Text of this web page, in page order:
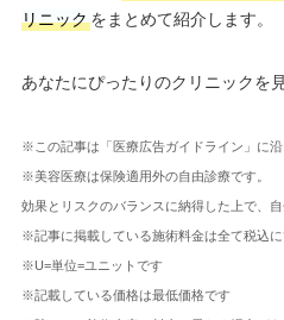
リニックをまとめて紹介します。
あなたにぴったりのクリニックを
※この記事は「医療広告ガイドライン」に沿
※美容医療は保険適用外の自由診療です。
効果とリスクのバランスに納得した上で、
※記事に掲載している施術料金は全て税込
※U=単位=ユニットです
※記載している価格は最低価格です